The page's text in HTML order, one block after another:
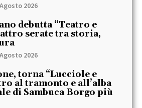
2026
debutta “Teatro e
serate tra storia,
2026
torna “Lucciole e
al tramonto e all’alba
di Sambuca Borgo più